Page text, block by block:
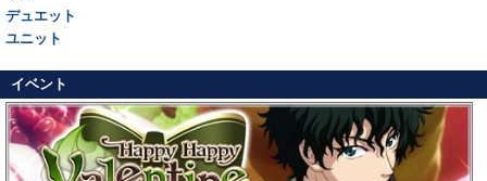
デュエット
ユニット
イベント